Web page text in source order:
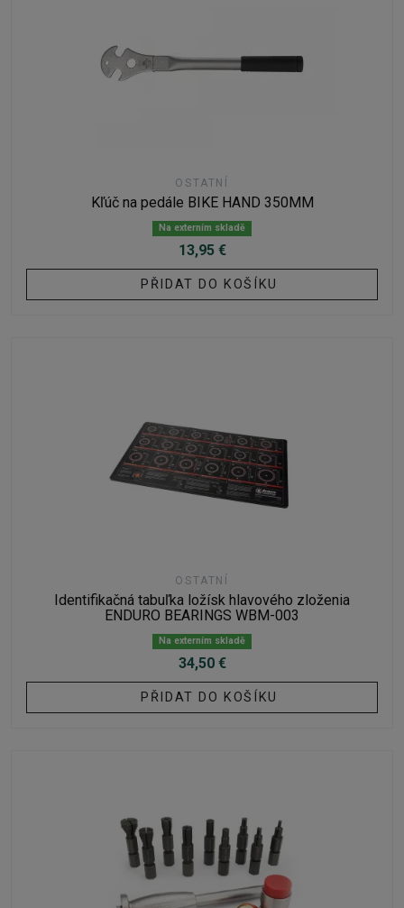
OSTATNÍ
Kľúč na pedále BIKE HAND 350MM
Na externím skladě
13,95 €
PŘIDAT DO KOŠÍKU
OSTATNÍ
Identifikačná tabuľka ložísk hlavového zloženia
ENDURO BEARINGS WBM-003
Na externím skladě
34,50 €
PŘIDAT DO KOŠÍKU